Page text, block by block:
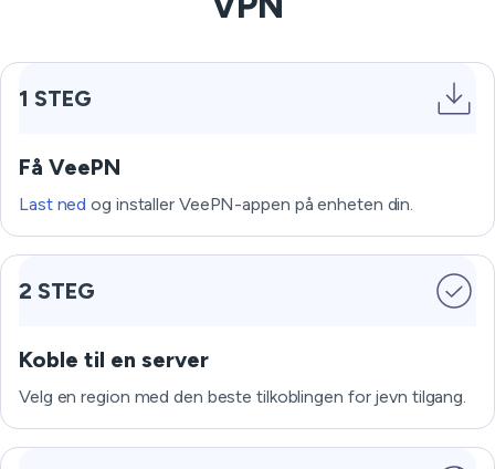
1 STEG
Få VeePN
Last ned og installer VeePN-appen på enheten din.
2 STEG
Koble til en server
Velg en region med den beste tilkoblingen for jevn tilgang.